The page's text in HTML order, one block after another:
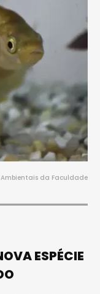
Ambientais da Faculdade
ESPÉCIE